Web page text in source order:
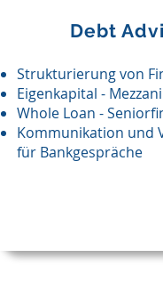
Debt
Strukturierung von
Eigenkapital -
Whole Loan -
Kommunikation und
für Bankgespräche